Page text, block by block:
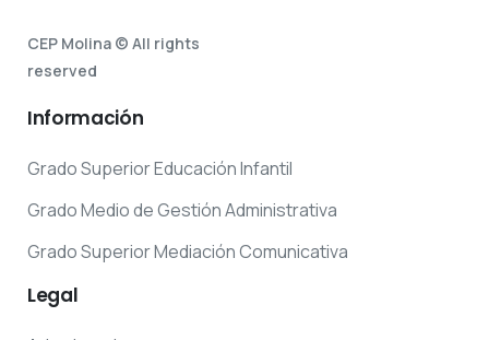
CEP Molina © All rights
reserved
Información
Grado Superior Educación Infantil
Grado Medio de Gestión Administrativa
Grado Superior Mediación Comunicativa
Legal